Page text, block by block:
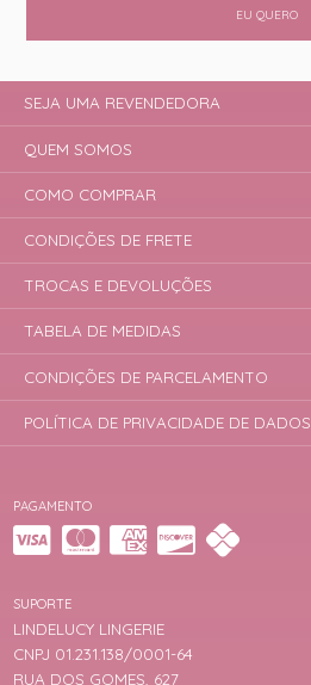
EU QUERO
PAGAMENTO
SUPORTE
LINDELUCY LINGERIE
CNPJ 01.231.138/0001-64
RUA DOS GOMES, 627
SEJA UMA REVENDEDORA
QUEM SOMOS
COMO COMPRAR
CONDIÇÕES DE FRETE
TROCAS E DEVOLUÇÕES
TABELA DE MEDIDAS
CONDIÇÕES DE PARCELAMENTO
POLÍTICA DE PRIVACIDADE DE DADOS